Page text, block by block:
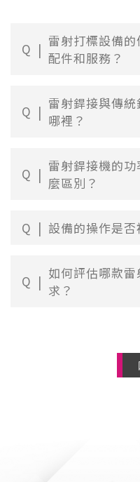
Q
雷射打標設備
配件和服務？
Q
雷射銲接與傳
哪裡？
Q
雷射銲接機的
麼區別？
Q 設備的操作是
Q
如何評估哪款
求？